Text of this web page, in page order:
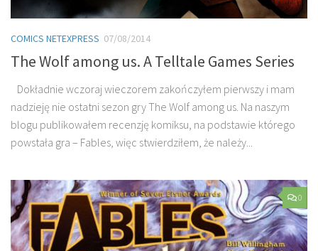
COMICS NETEXPRESS 07/08/2014
The Wolf among us. A Telltale Games Series
Dokładnie wczoraj wieczorem zakończyłem pierwszy i mam
nadzieję nie ostatni sezon gry The Wolf among us. Na naszym
blogu publikowałem recenzję komiksu, na podstawie którego
powstała gra – Fables, więc stwierdziłem, że należy...
0